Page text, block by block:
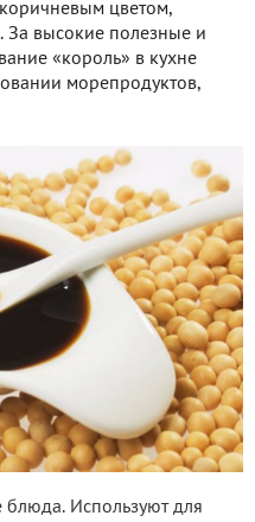
цветом,
За высокие полезные и
«король» в кухне
морепродуктов,
Используют для